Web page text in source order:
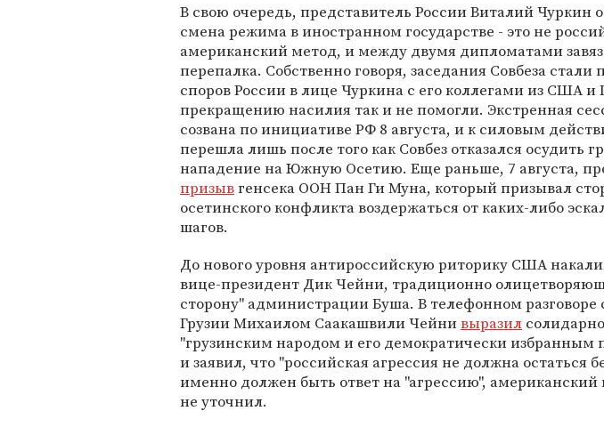
В свою очередь, представитель России Виталий Чуркин
смена режима в иностранном государстве - это не
американский метод, и между двумя дипломатами
перепалка. Собственно говоря, заседания Совбеза
споров России в лице Чуркина с его коллегами из США и
прекращению насилия так и не помогли. Экстренная
созвана по инициативе РФ 8 августа, и к силовым
перешла лишь после того как Совбез отказался осудить
нападение на Южную Осетию. Еще раньше, 7 августа,
призывгенсека ООН Пан Ги Муна, который призывал
осетинского конфликта воздержаться от каких-либо
шагов.
До нового уровня антироссийскую риторику США
вице-президент Дик Чейни, традиционно
сторону" администрации Буша. В телефонном разговоре
Грузии Михаилом Саакашвили Чейнивыразил
"грузинским народом и его демократически избранным
и заявил, что "российская агрессия не должна остаться
именно должен быть ответ на "агрессию", американский
не уточнил.